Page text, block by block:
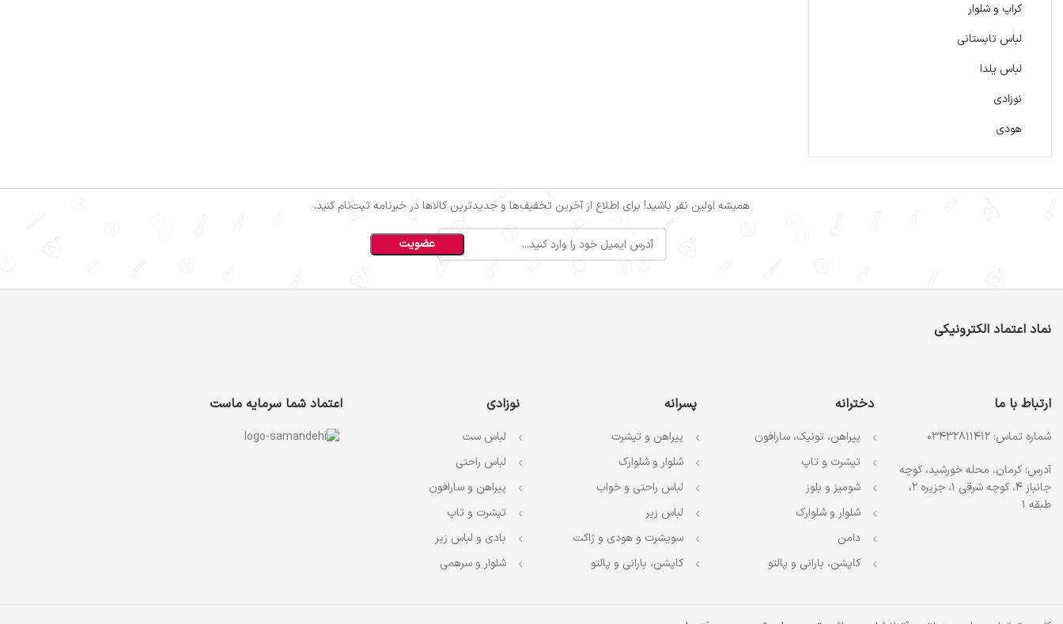
کراپ و شلوار
لباس تابستانی
لباس یلدا
نوزادی
هودی
همیشه اولین نفر باشید! برای اطلاع از آخرین تخفیف‌ها و جدیدترین کالاها در خبرنامه ثبت‌نام کنید.
نماد اعتماد الکترونیکی
ارتباط با ما
شماره تماس: 03432811412
آدرس: کرمان، محله خورشید، کوچه
جانباز 4، کوچه شرقی 1، جزیره 2،
طبقه 1
دخترانه
پیراهن، تونیک، سارافون
تیشرت و تاپ
شومیز و بلوز
شلوار و شلوارک
دامن
کاپشن، بارانی و پالتو
پسرانه
پیراهن و تیشرت
شلوار و شلوارک
لباس راحتی و خواب
لباس زیر
سویشرت و هودی و ژاکت
کاپشن، بارانی و پالتو
نوزادی
لباس ست
لباس راحتی
پیراهن و سارافون
تیشرت و تاپ
بادی و لباس زیر
شلوار و سرهمی
اعتماد شما سرمایه ماست